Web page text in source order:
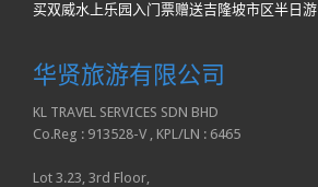
买双威水上乐园入门票赠送吉隆坡市区半日游
华贤旅游有限公司
KL TRAVEL SERVICES SDN BHD
Co.Reg : 913528-V , KPL/LN : 6465
Lot 3.23, 3rd Floor,